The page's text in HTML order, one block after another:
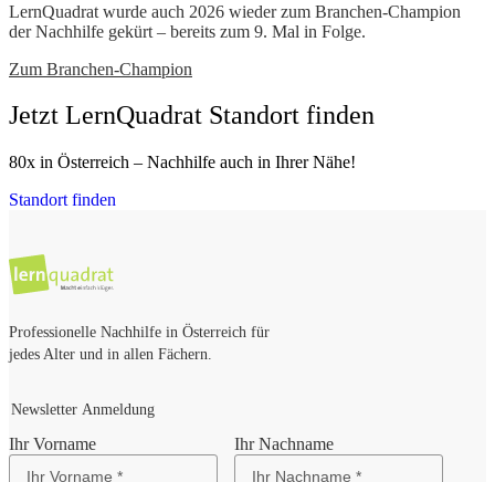
LernQuadrat wurde auch 2026 wieder zum Branchen-Champion
der Nachhilfe gekürt – bereits zum 9. Mal in Folge.
Zum Branchen-Champion
Jetzt LernQuadrat Standort finden
80x in Österreich – Nachhilfe auch in Ihrer Nähe!
Standort finden
Professionelle Nachhilfe in Österreich für
jedes Alter und in allen Fächern.
Newsletter Anmeldung
Ihr Vorname Ihr Nachname